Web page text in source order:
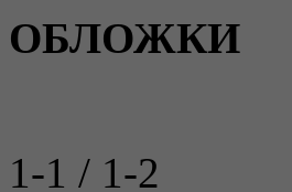
ОБЛОЖКИ
1-1 / 1-2